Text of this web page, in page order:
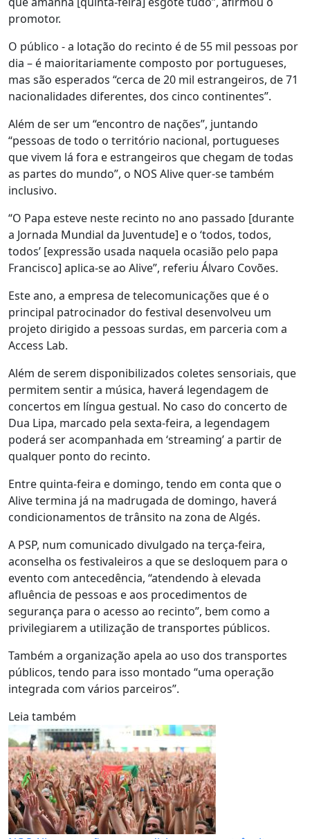
promotor.
O público - a lotação do recinto é de 55 mil pessoas por
dia – é maioritariamente composto por portugueses,
mas são esperados “cerca de 20 mil estrangeiros, de 71
nacionalidades diferentes, dos cinco continentes”.
Além de ser um “encontro de nações”, juntando
“pessoas de todo o território nacional, portugueses
que vivem lá fora e estrangeiros que chegam de todas
as partes do mundo”, o NOS Alive quer-se também
inclusivo.
“O Papa esteve neste recinto no ano passado [durante
a Jornada Mundial da Juventude] e o ‘todos, todos,
todos’ [expressão usada naquela ocasião pelo papa
Francisco] aplica-se ao Alive”, referiu Álvaro Covões.
Este ano, a empresa de telecomunicações que é o
principal patrocinador do festival desenvolveu um
projeto dirigido a pessoas surdas, em parceria com a
Access Lab.
Além de serem disponibilizados coletes sensoriais, que
permitem sentir a música, haverá legendagem de
concertos em língua gestual. No caso do concerto de
Dua Lipa, marcado pela sexta-feira, a legendagem
poderá ser acompanhada em ‘streaming’ a partir de
qualquer ponto do recinto.
Entre quinta-feira e domingo, tendo em conta que o
Alive termina já na madrugada de domingo, haverá
condicionamentos de trânsito na zona de Algés.
A PSP, num comunicado divulgado na terça-feira,
aconselha os festivaleiros a que se desloquem para o
evento com antecedência, “atendendo à elevada
afluência de pessoas e aos procedimentos de
segurança para o acesso ao recinto”, bem como a
privilegiarem a utilização de transportes públicos.
Também a organização apela ao uso dos transportes
públicos, tendo para isso montado “uma operação
integrada com vários parceiros”.
Leia também